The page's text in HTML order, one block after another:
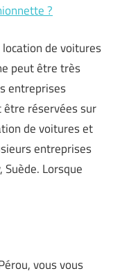
?
de voitures
peut être très
entreprises
réservées sur
de voitures et
entreprises
Lorsque
vous vous